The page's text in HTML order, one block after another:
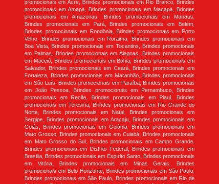
promocionais em Acre, Brindes promocionais em Rio Branco, Brindes
promocionais em Amapá, Brindes promocionais em Macapá, Brindes
promocionais em Amazonas, Brindes promocionais em Manaus,
Brindes promocionais em Pará, Brindes promocionais em Belém,
Brindes promocionais em Rondônia, Brindes promocionais em Porto
Velho, Brindes promocionais em Roraima, Brindes promocionais em
Boa Vista, Brindes promocionais em Tocantins, Brindes promocionais
em Palmas, Brindes promocionais em Alagoas, Brindes promocionais
em Maceió, Brindes promocionais em Bahia, Brindes promocionais em
Salvador, Brindes promocionais em Ceará, Brindes promocionais em
Fortaleza, Brindes promocionais em Maranhão, Brindes promocionais
em São Luís, Brindes promocionais em Paraíba, Brindes promocionais
em João Pessoa, Brindes promocionais em Pernambuco, Brindes
promocionais em Recife, Brindes promocionais em Piauí, Brindes
promocionais em Teresina, Brindes promocionais em Rio Grande do
Norte, Brindes promocionais em Natal, Brindes promocionais em
Sergipe, Brindes promocionais em Aracaju, Brindes promocionais em
Goiás, Brindes promocionais em Goiânia, Brindes promocionais em
Mato Grosso, Brindes promocionais em Cuiabá, Brindes promocionais
em Mato Grosso do Sul, Brindes promocionais em Campo Grande,
Brindes promocionais em Distrito Federal, Brindes promocionais em
Brasília, Brindes promocionais em Espírito Santo, Brindes promocionais
em Vitória, Brindes promocionais em Minas Gerais, Brindes
promocionais em Belo Horizonte, Brindes promocionais em São Paulo,
Brindes promocionais em São Paulo, Brindes promocionais em Rio de